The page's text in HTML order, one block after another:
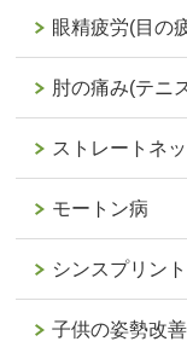
眼精疲労(目の
肘の痛み(テニ
ストレートネ
モートン病
シンスプリント
子供の姿勢改